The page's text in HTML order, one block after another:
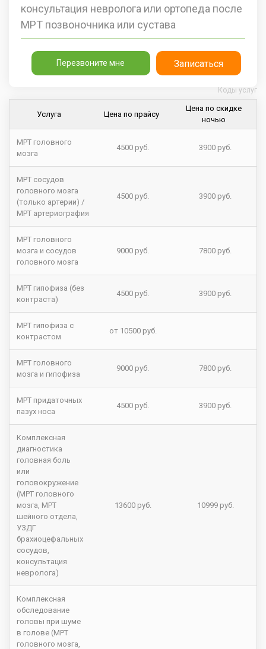
консультация невролога или ортопеда после
МРТ позвоночника или сустава
Перезвоните мне Записаться
Услуга Цена по прайсу
Цена по скидке
ночью
МРТ головного
мозга
4500 руб. 3900 руб.
МРТ сосудов
головного мозга
(только артерии) /
МРТ артериография
4500 руб. 3900 руб.
МРТ головного
мозга и сосудов
головного мозга
9000 руб. 7800 руб.
МРТ гипофиза (без
контраста)
4500 руб. 3900 руб.
МРТ гипофиза с
контрастом
от 10500 руб.
МРТ головного
мозга и гипофиза
9000 руб. 7800 руб.
МРТ придаточных
пазух носа
4500 руб. 3900 руб.
Комплексная
диагностика
головная боль
или
головокружение
(МРТ головного
мозга, МРТ
шейного отдела,
УЗДГ
брахиоцефальных
сосудов,
консультация
невролога)
13600 руб. 10999 руб.
Комплексная
обследование
головы при шуме
в голове (МРТ
головного мозга,
Коды услуг